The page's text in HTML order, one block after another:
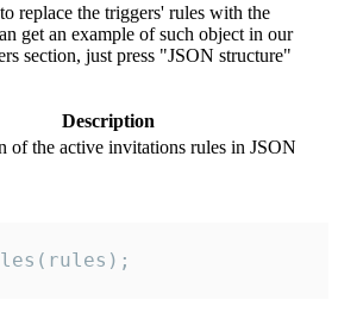
replace the triggers' rules with the
get an example of such object in our
section, just press "JSON structure"
Description
of the active invitations rules in JSON